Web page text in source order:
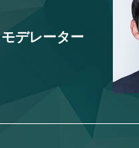
モデレーター